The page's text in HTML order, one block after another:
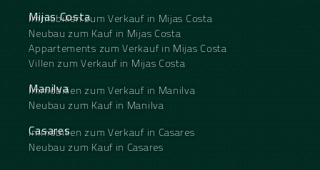
Mijas Costa
Immobilien zum Verkauf in Mijas Costa
Neubau zum Kauf in Mijas Costa
Appartements zum Verkauf in Mijas Costa
Villen zum Verkauf in Mijas Costa
Manilva
Immobilien zum Verkauf in Manilva
Neubau zum Kauf in Manilva
Casares
Immobilien zum Verkauf in Casares
Neubau zum Kauf in Casares